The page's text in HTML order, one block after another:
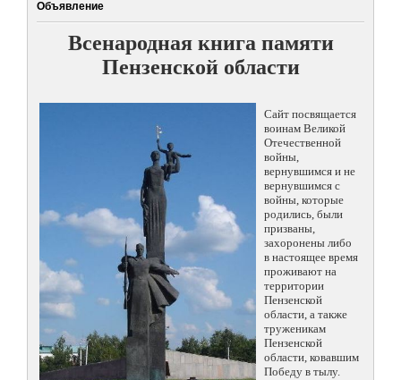
Объявление
Всенародная книга памяти
Пензенской области
Сайт посвящается
воинам Великой
Отечественной
войны,
вернувшимся и не
вернувшимся с
войны, которые
родились, были
призваны,
захоронены либо
в настоящее время
проживают на
территории
Пензенской
области, а также
труженикам
Пензенской
области, ковавшим
Победу в тылу.